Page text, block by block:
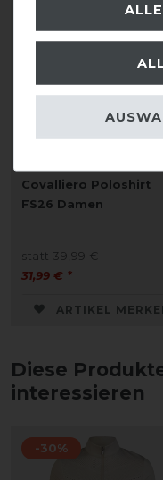
Covalliero Poloshirt
FS26 Damen
statt 39,99 €
31,99 € *
ARTIKEL
Diese
interessieren
-30%